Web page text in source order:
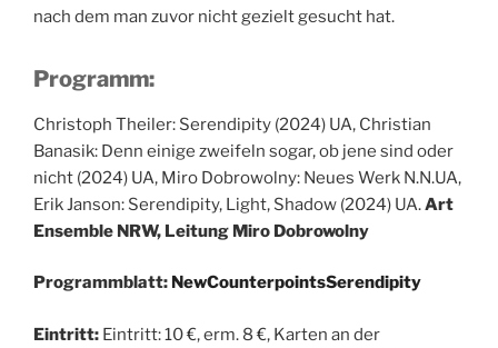
nach dem man zuvor nicht gezielt gesucht hat.
Programm:
Christoph Theiler: Serendipity (2024) UA, Christian
Banasik: Denn einige zweifeln sogar, ob jene sind oder
nicht (2024) UA, Miro Dobrowolny: Neues Werk N.N.UA,
Erik Janson: Serendipity, Light, Shadow (2024) UA.Art
Ensemble NRW, Leitung Miro Dobrowolny
Programmblatt: NewCounterpointsSerendipity
Eintritt: Eintritt: 10 €, erm. 8 €, Karten an der